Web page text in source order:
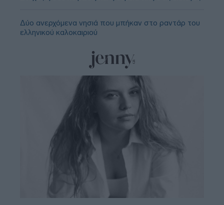
Δύο ανερχόμενα νησιά που μπήκαν στο ραντάρ του
ελληνικού καλοκαιριού